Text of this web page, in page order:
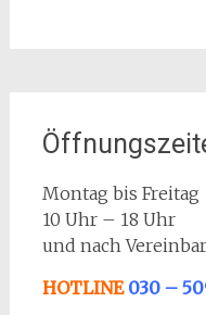
Montag bis Freitag
10 Uhr – 18 Uhr
und nach
HOTLINE 030 –